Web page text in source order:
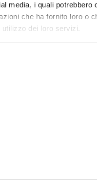
media, i quali potrebbero
che ha fornito loro o
dei loro servizi.
e performance
e Videoinstallazione
di libri